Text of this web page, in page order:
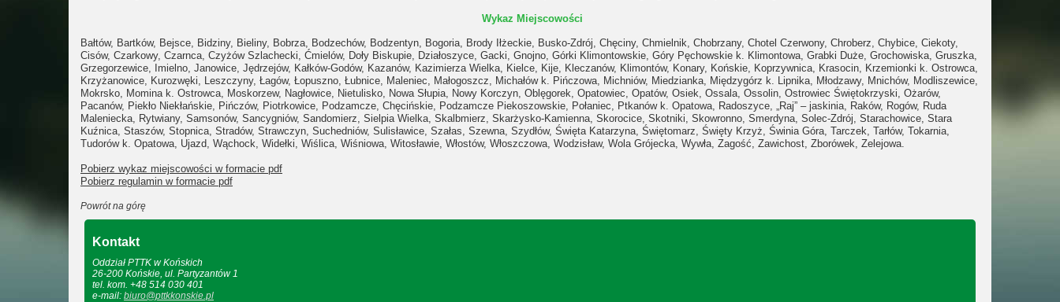
Wykaz Miejscowości
Bałtów, Bartków, Bejsce, Bidziny, Bieliny, Bobrza, Bodzechów, Bodzentyn, Bogoria, Brody Iłżeckie, Busko-Zdrój, Chęciny, Chmielnik, Chobrzany, Chotel Czerwony, Chroberz, Chybice, Ciekoty,
Cisów, Czarkowy, Czarnca, Czyżów Szlachecki, Ćmielów, Doły Biskupie, Działoszyce, Gacki, Gnojno, Górki Klimontowskie, Góry Pęchowskie k. Klimontowa, Grabki Duże, Grochowiska, Gruszka,
Grzegorzewice,
Imielno, Janowice, Jędrzejów, Kałków-Godów, Kazanów, Kazimierza Wielka, Kielce, Kije, Kleczanów, Klimontów, Konary, Końskie, Koprzywnica, Krasocin, Krzemionki k. Ostrowca,
Krzyżanowice, Kurozwęki, Leszczyny, Łagów, Łopuszno, Łubnice, Maleniec, Małogoszcz, Michałów k. Pińczowa, Michniów, Miedzianka, Międzygórz k. Lipnika, Młodzawy, Mnichów, Modliszewice,
Mokrsko, Momina k. Ostrowca, Moskorzew, Nagłowice, Nietulisko, Nowa Słupia, Nowy Korczyn, Oblęgorek, Opatowiec, Opatów, Osiek, Ossala, Ossolin, Ostrowiec Świętokrzyski, Ożarów,
Pacanów, Piekło Niekłańskie, Pińczów, Piotrkowice, Podzamcze, Chęcińskie, Podzamcze Piekoszowskie, Połaniec, Ptkanów k. Opatowa, Radoszyce, „Raj” – jaskinia, Raków, Rogów, Ruda
Maleniecka, Rytwiany, Samsonów, Sancygniów, Sandomierz, Sielpia Wielka, Skalbmierz, Skarżysko-Kamienna, Skorocice, Skotniki, Skowronno, Smerdyna, Solec-Zdrój, Starachowice, Stara
Kuźnica, Staszów, Stopnica, Stradów, Strawczyn, Suchedniów, Sulisławice, Szałas, Szewna, Szydłów, Święta Katarzyna, Świętomarz, Święty Krzyż, Świnia Góra, Tarczek, Tarłów, Tokarnia,
Tudorów k. Opatowa, Ujazd, Wąchock, Widełki, Wiślica, Wiśniowa, Witosławie, Włostów, Włoszczowa, Wodzisław, Wola Grójecka, Wywła, Zagość, Zawichost, Zborówek, Zelejowa.
Pobierz wykaz miejscowości w formacie pdf
Pobierz regulamin w formacie pdf
Powrót na górę
Kontakt
Oddział PTTK w Końskich
26-200 Końskie, ul. Partyzantów 1
tel. kom. +48 514 030 401
e-mail: biuro@pttkkonskie.pl